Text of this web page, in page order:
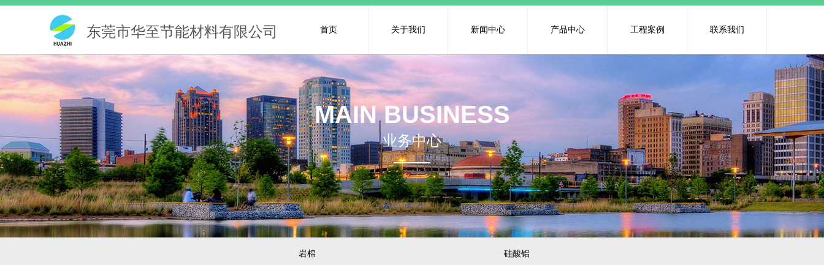
首页 关于我们 新闻中心 产品中心 工程案例 联系我们
东莞市华至节能材料有限公司
业务中心
MAIN BUSINESS
岩棉 硅酸铝